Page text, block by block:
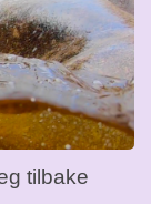
tilbake